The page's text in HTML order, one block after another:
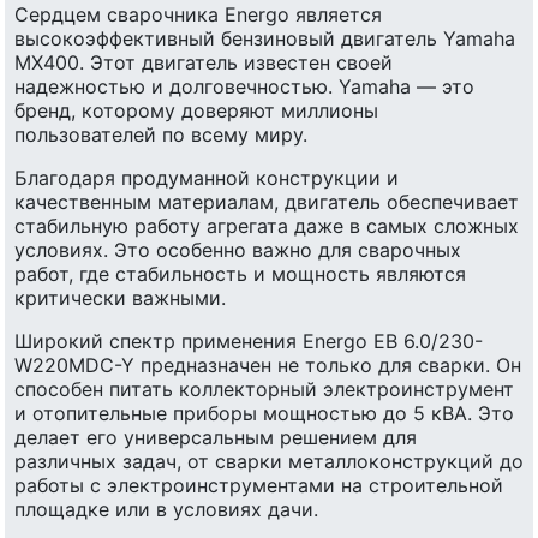
Сердцем сварочника Energo является
высокоэффективный бензиновый двигатель Yamaha
MX400. Этот двигатель известен своей
надежностью и долговечностью. Yamaha — это
бренд, которому доверяют миллионы
пользователей по всему миру.
Благодаря продуманной конструкции и
качественным материалам, двигатель обеспечивает
стабильную работу агрегата даже в самых сложных
условиях. Это особенно важно для сварочных
работ, где стабильность и мощность являются
критически важными.
Широкий спектр применения Energo EB 6.0/230-
W220MDC-Y предназначен не только для сварки. Он
способен питать коллекторный электроинструмент
и отопительные приборы мощностью до 5 кВА. Это
делает его универсальным решением для
различных задач, от сварки металлоконструкций до
работы с электроинструментами на строительной
площадке или в условиях дачи.